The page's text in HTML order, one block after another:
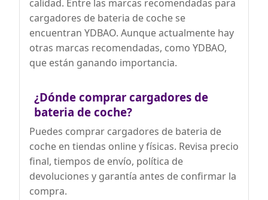
cortocircuito, sobrecorriente,
sobrecalentamiento y sobrecarga.
una buena disipación del calor,
ofreciendo un funcionamiento seguro y
fiable incluso en usos prolongados
calidad. Entre las marcas recomendadas para
cargadores de bateria de coche se
encuentran YDBAO. Aunque actualmente hay
otras marcas recomendadas, como YDBAO,
que están ganando importancia.
¿Dónde comprar cargadores de
bateria de coche?
Puedes comprar cargadores de bateria de
coche en tiendas online y físicas. Revisa precio
final, tiempos de envío, política de
devoluciones y garantía antes de confirmar la
compra.